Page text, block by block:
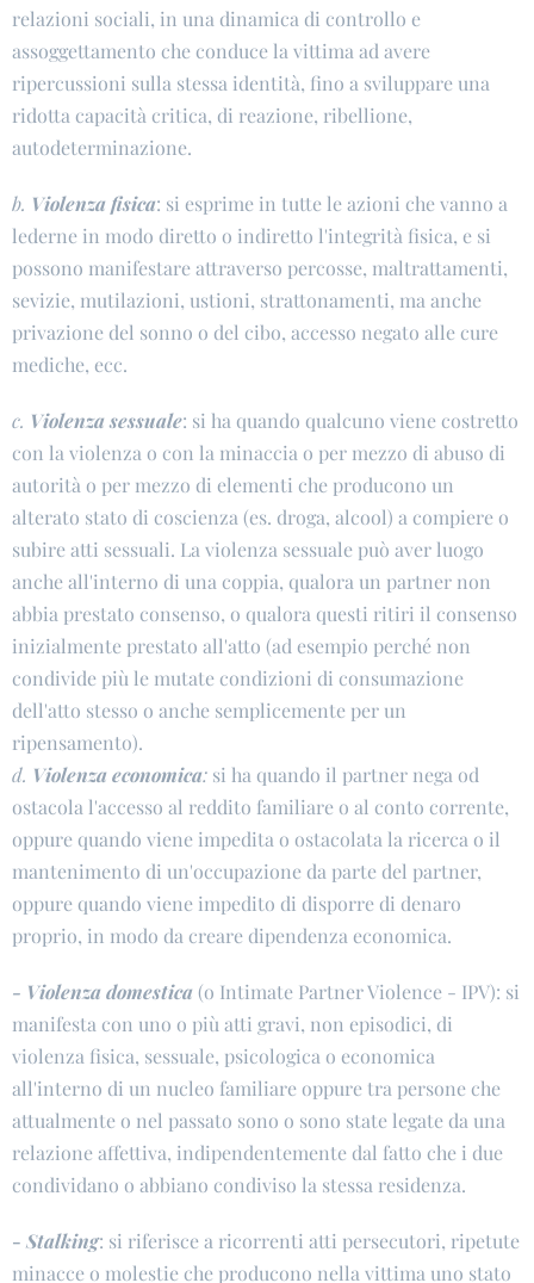
relazioni sociali, in una dinamica di controllo e
assoggettamento che conduce la vittima ad avere
ripercussioni sulla stessa identità, fino a sviluppare una
ridotta capacità critica, di reazione, ribellione,
autodeterminazione.
b. Violenza fisica: si esprime in tutte le azioni che vanno a
lederne in modo diretto o indiretto l'integrità fisica, e si
possono manifestare attraverso percosse, maltrattamenti,
sevizie, mutilazioni, ustioni, strattonamenti, ma anche
privazione del sonno o del cibo, accesso negato alle cure
mediche, ecc.
c. Violenza sessuale: si ha quando qualcuno viene costretto
con la violenza o con la minaccia o per mezzo di abuso di
autorità o per mezzo di elementi che producono un
alterato stato di coscienza (es. droga, alcool) a compiere o
subire atti sessuali. La violenza sessuale può aver luogo
anche all'interno di una coppia, qualora un partner non
abbia prestato consenso, o qualora questi ritiri il consenso
inizialmente prestato all'atto (ad esempio perché non
condivide più le mutate condizioni di consumazione
dell'atto stesso o anche semplicemente per un
ripensamento).
d. Violenza economica: si ha quando il partner nega od
ostacola l'accesso al reddito familiare o al conto corrente,
oppure quando viene impedita o ostacolata la ricerca o il
mantenimento di un'occupazione da parte del partner,
oppure quando viene impedito di disporre di denaro
proprio, in modo da creare dipendenza economica.
- Violenza domestica (o Intimate Partner Violence - IPV): si
manifesta con uno o più atti gravi, non episodici, di
violenza fisica, sessuale, psicologica o economica
all'interno di un nucleo familiare oppure tra persone che
attualmente o nel passato sono o sono state legate da una
relazione affettiva, indipendentemente dal fatto che i due
condividano o abbiano condiviso la stessa residenza.
- Stalking: si riferisce a ricorrenti atti persecutori, ripetute
minacce o molestie che producono nella vittima uno stato